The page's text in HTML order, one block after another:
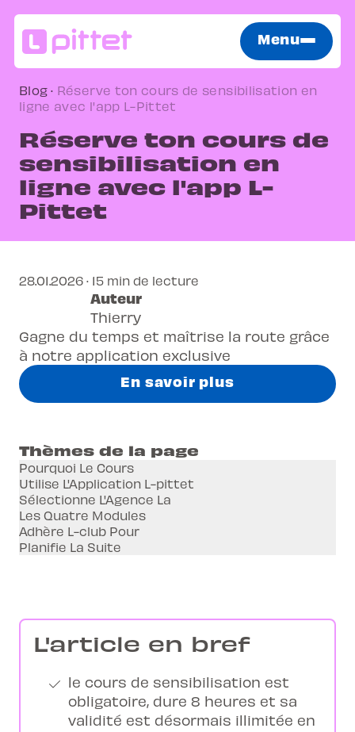
Menu
Blog · Réserve ton cours de sensibilisation en
ligne avec l'app L-Pittet
Réserve ton cours de
sensibilisation en
ligne avec l'app L-
Pittet
Gagne du temps et maîtrise la route grâce
à notre application exclusive
En savoir plus
28.01.2026 · 15 min de lecture
Auteur
Thierry
Thèmes de la page
Pourquoi Le Cours
Utilise L'Application L-pittet
Sélectionne L'Agence La
Les Quatre Modules
Adhère L-club Pour
Planifie La Suite
L'article en bref
le cours de sensibilisation est
obligatoire, dure 8 heures et sa
validité est désormais illimitée en